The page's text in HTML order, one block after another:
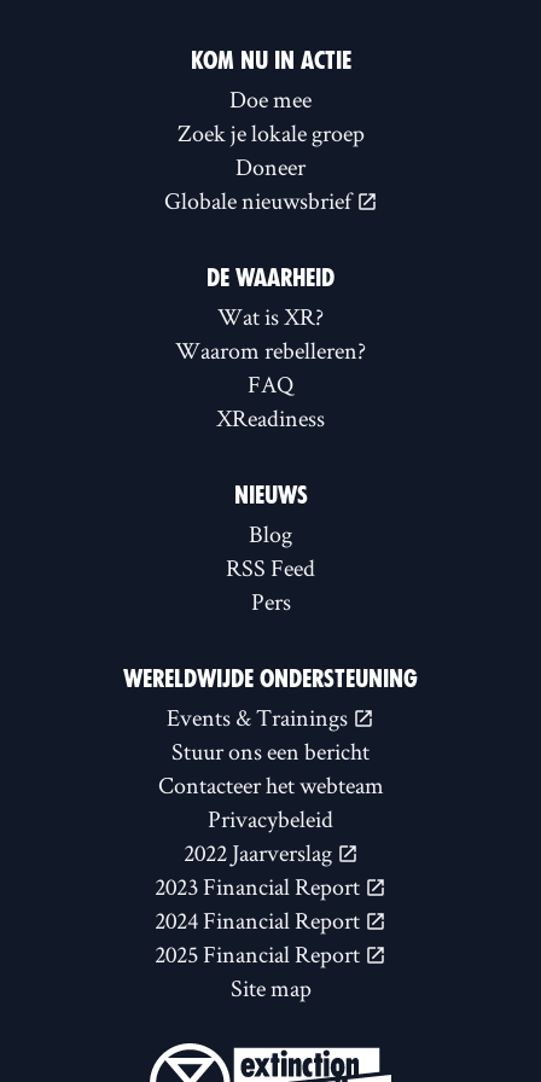
KOM NU IN ACTIE
Doe mee
Zoek je lokale groep
Doneer
Globale nieuwsbrief
DE WAARHEID
Wat is XR?
Waarom rebelleren?
FAQ
XReadiness
NIEUWS
Blog
RSS Feed
Pers
WERELDWIJDE ONDERSTEUNING
Events & Trainings
Stuur ons een bericht
Contacteer het webteam
Privacybeleid
2022 Jaarverslag
2023 Financial Report
2024 Financial Report
2025 Financial Report
Site map